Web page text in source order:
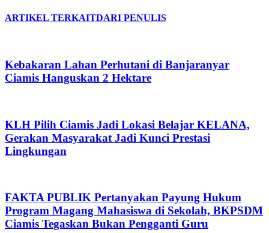
ARTIKEL TERKAITDARI PENULIS
Kebakaran Lahan Perhutani di Banjaranyar
Ciamis Hanguskan 2 Hektare
KLH Pilih Ciamis Jadi Lokasi Belajar KELANA,
Gerakan Masyarakat Jadi Kunci Prestasi
Lingkungan
FAKTA PUBLIK Pertanyakan Payung Hukum
Program Magang Mahasiswa di Sekolah, BKPSDM
Ciamis Tegaskan Bukan Pengganti Guru